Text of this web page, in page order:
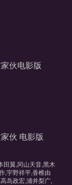
伙电影版
伙 电影版
田翼,冈山天音,黑木
,宇野祥平,香椎由
岛政宏,浦井梨广,